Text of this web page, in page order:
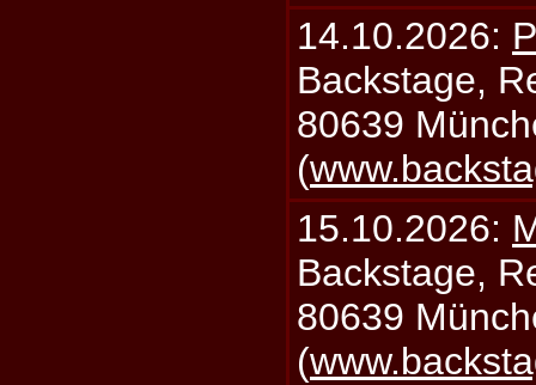
14.10.2026:
Backstage,
80639
(
15.10.2026:
Backstage,
80639
(